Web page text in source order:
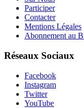
Participer
Contacter
Mentions Légales
Abonnement au
Réseaux Sociaux
Facebook
Instagram
Twitter
YouTube